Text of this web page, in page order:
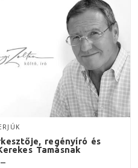
regényíró és
Tamásnak